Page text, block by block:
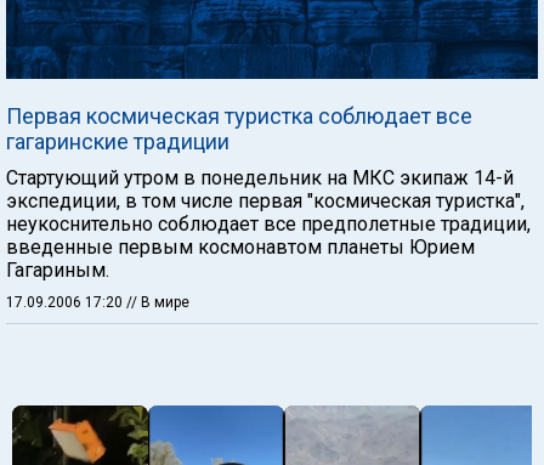
Первая космическая туристка соблюдает все
гагаринские традиции
Стартующий утром в понедельник на МКС экипаж 14-й
экспедиции, в том числе первая "космическая туристка",
неукоснительно соблюдает все предполетные традиции,
введенные первым космонавтом планеты Юрием
Гагариным.
17.09.2006 17:20 // В мире